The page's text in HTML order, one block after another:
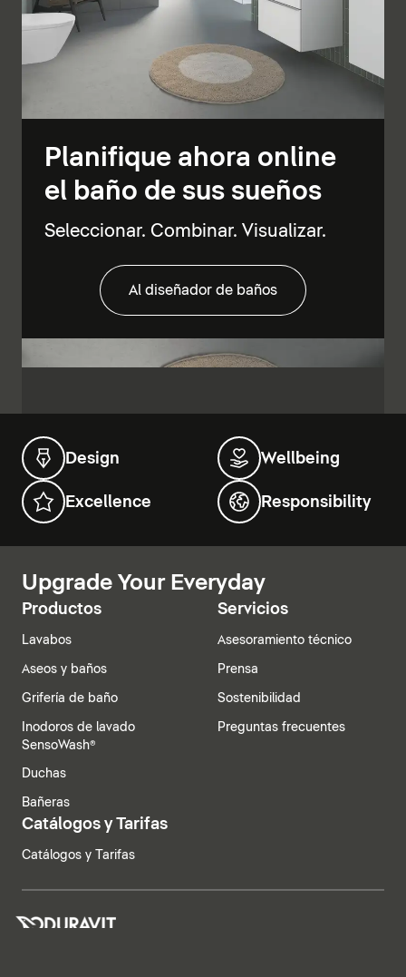
Planifique ahora online
el baño de sus sueños
Seleccionar. Combinar. Visualizar.
Al diseñador de baños
Design Wellbeing
Excellence Responsibility
Upgrade Your Everyday
Productos
Lavabos
Aseos y baños
Grifería de baño
Inodoros de lavado
SensoWash®
Duchas
Bañeras
Servicios
Asesoramiento técnico
Prensa
Sostenibilidad
Preguntas frecuentes
Catálogos y Tarifas
Catálogos y Tarifas